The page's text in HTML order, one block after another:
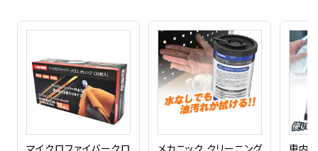
マイクロファイバークロ
メカニック クリーニング
車内